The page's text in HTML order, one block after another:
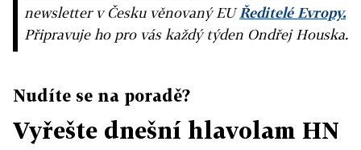
newsletter v Česku věnovaný EUŘeditelé Evropy.
Připravuje ho pro vás každý týden Ondřej Houska.
Nudíte se na poradě?
Vyřešte dnešní hlavolam HN